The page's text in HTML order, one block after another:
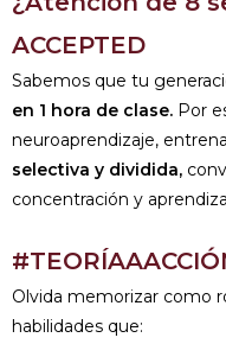
ACCEPTED
Sabemos que tu
en 1 hora de clase. Por
neuroaprendizaje,
selectiva y dividida,
concentración y
Olvida memorizar como
habilidades que: